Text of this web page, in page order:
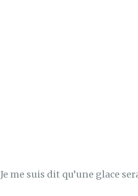
Je me suis dit qu’une glace